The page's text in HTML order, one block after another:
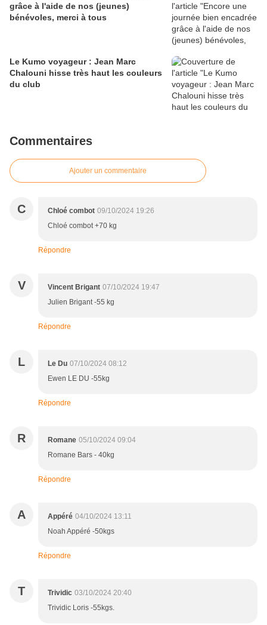
grâce à l'aide de nos (jeunes)
bénévoles, merci à tous
Le Kumo voyageur : Jean Marc
Chalouni hisse très haut les couleurs
du club
Commentaires
Ajouter un commentaire
C Chloé combot 09/10/2024 19:26
Chloé combot +70 kg
Répondre
V Vincent Brigant 07/10/2024 19:47
Julien Brigant -55 kg
Répondre
L Le Du 07/10/2024 08:12
Ewen LE DU -55kg
Répondre
R Romane 05/10/2024 09:04
Romane Bars - 40kg
Répondre
A Appéré 04/10/2024 13:11
Noah Appéré -50kgs
Répondre
T Trividic 03/10/2024 20:40
Trividic Loris -55kgs.